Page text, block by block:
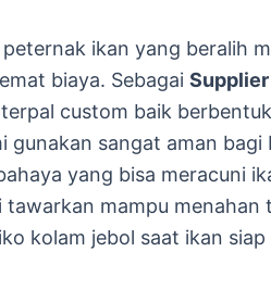
ikan yang beralih
biaya. Sebagai
custom baik
gunakan sangat aman
yang bisa meracuni
mampu menahan
kolam jebol saat ikan